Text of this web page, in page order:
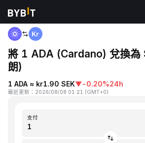
首頁 ADA to SEK
將 1 ADA (Cardano) 兌換為
朗)
1 ADA ≈ kr1.90 SEK▼-0.20%24h
最近更新 ： 2026/08/08 01:21 (GMT+0)
支付